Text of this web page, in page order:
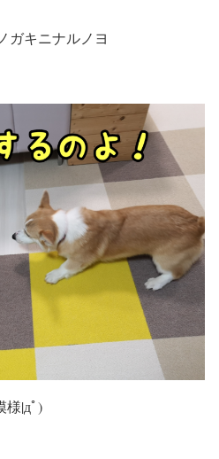
キニナルノヨ
様|дﾟ)